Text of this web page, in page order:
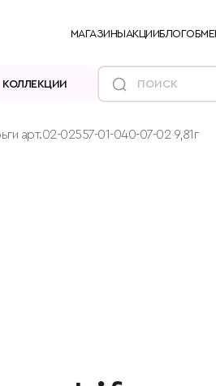
МАГАЗИНЫАКЦИИБЛОГ
КОЛЛЕКЦИИ
арт.02-02557-01-040-07-02 9,81г